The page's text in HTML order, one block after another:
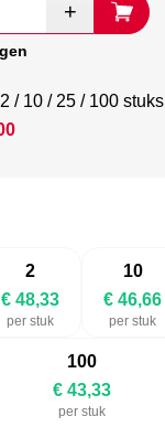
/ 10 / 25 / 100 stuks
2
€ 48,33
per stuk
10
€ 46,66
per stuk
100
€ 43,33
per stuk